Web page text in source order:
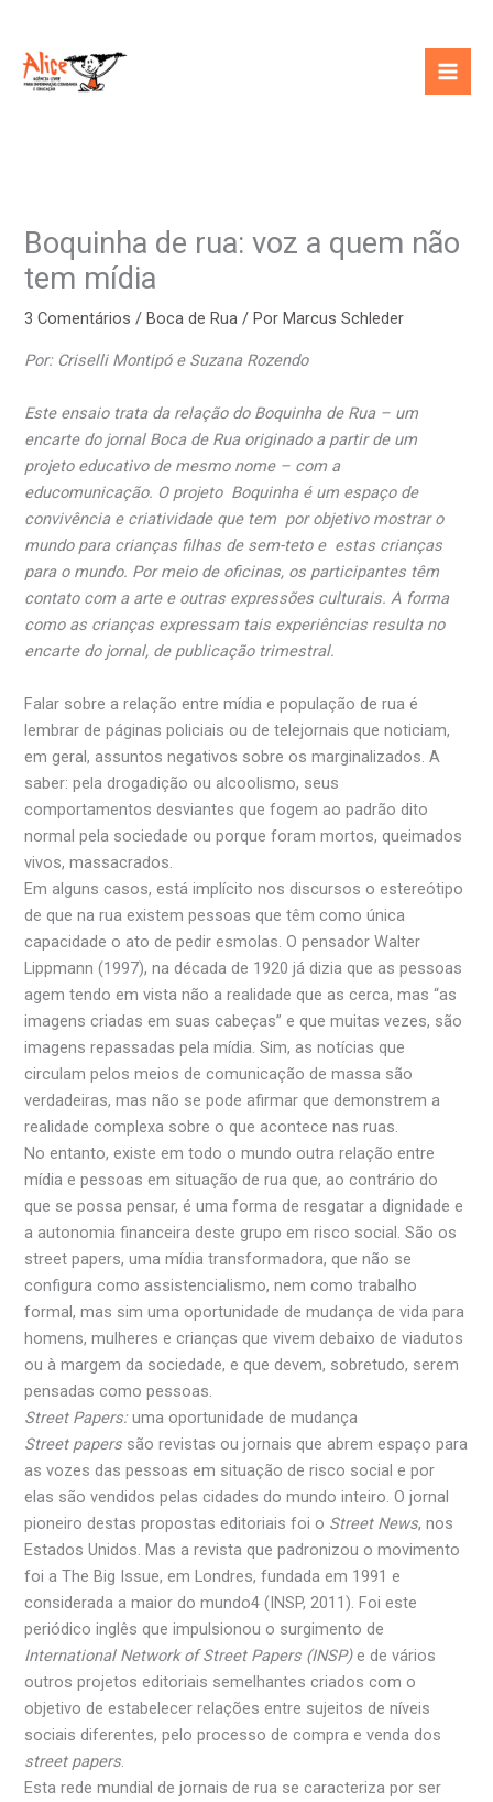
conteúdo
Boquinha de rua: voz a quem não
tem mídia
3 Comentários /Boca de Rua / PorMarcus Schleder
Por: Criselli Montipó e Suzana Rozendo
Este ensaio trata da relação do Boquinha de Rua – um
encarte do jornal Boca de Rua originado a partir de um
projeto educativo de mesmo nome – com a
educomunicação. O projeto Boquinha é um espaço de
convivência e criatividade que tem por objetivo mostrar o
mundo para crianças filhas de sem-teto e estas crianças
para o mundo. Por meio de oficinas, os participantes têm
contato com a arte e outras expressões culturais. A forma
como as crianças expressam tais experiências resulta no
encarte do jornal, de publicação trimestral.
Falar sobre a relação entre mídia e população de rua é
lembrar de páginas policiais ou de telejornais que noticiam,
em geral, assuntos negativos sobre os marginalizados. A
saber: pela drogadição ou alcoolismo, seus
comportamentos desviantes que fogem ao padrão dito
normal pela sociedade ou porque foram mortos, queimados
vivos, massacrados.
Em alguns casos, está implícito nos discursos o estereótipo
de que na rua existem pessoas que têm como única
capacidade o ato de pedir esmolas. O pensador Walter
Lippmann (1997), na década de 1920 já dizia que as pessoas
agem tendo em vista não a realidade que as cerca, mas “as
imagens criadas em suas cabeças” e que muitas vezes, são
imagens repassadas pela mídia. Sim, as notícias que
circulam pelos meios de comunicação de massa são
verdadeiras, mas não se pode afirmar que demonstrem a
realidade complexa sobre o que acontece nas ruas.
No entanto, existe em todo o mundo outra relação entre
mídia e pessoas em situação de rua que, ao contrário do
que se possa pensar, é uma forma de resgatar a dignidade e
a autonomia financeira deste grupo em risco social. São os
street papers, uma mídia transformadora, que não se
configura como assistencialismo, nem como trabalho
formal, mas sim uma oportunidade de mudança de vida para
homens, mulheres e crianças que vivem debaixo de viadutos
ou à margem da sociedade, e que devem, sobretudo, serem
pensadas como pessoas.
Street Papers:uma oportunidade de mudança
Street papers são revistas ou jornais que abrem espaço para
as vozes das pessoas em situação de risco social e por
elas são vendidos pelas cidades do mundo inteiro. O jornal
pioneiro destas propostas editoriais foi o Street News, nos
Estados Unidos. Mas a revista que padronizou o movimento
foi a The Big Issue, em Londres, fundada em 1991 e
considerada a maior do mundo4 (INSP, 2011). Foi este
periódico inglês que impulsionou o surgimento de
International Network of Street Papers (INSP)e de vários
outros projetos editoriais semelhantes criados com o
objetivo de estabelecer relações entre sujeitos de níveis
sociais diferentes, pelo processo de compra e venda dos
street papers.
Esta rede mundial de jornais de rua se caracteriza por ser